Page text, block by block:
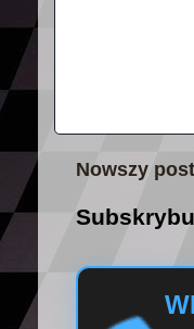
Nowszy post